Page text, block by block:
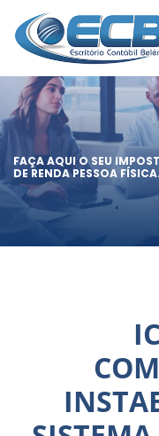
FAÇA AQUI O SEU
DE RENDA PESSOA FÍSICA.